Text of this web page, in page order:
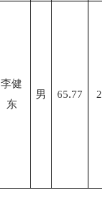
李健
东
男 65.77 2